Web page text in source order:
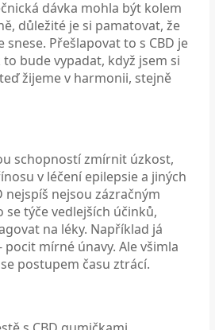
dávka mohla být kolem
důležité je si pamatovat, že
Přešlapovat to s CBD je
bude vypadat, když jsem si
žijeme v harmonii, stejně
schopností zmírnit úzkost,
v léčení epilepsie a jiných
nejsou zázračným
se týče vedlejších účinků,
na léky. Například já
mírné únavy. Ale všimla
postupem času ztrácí.